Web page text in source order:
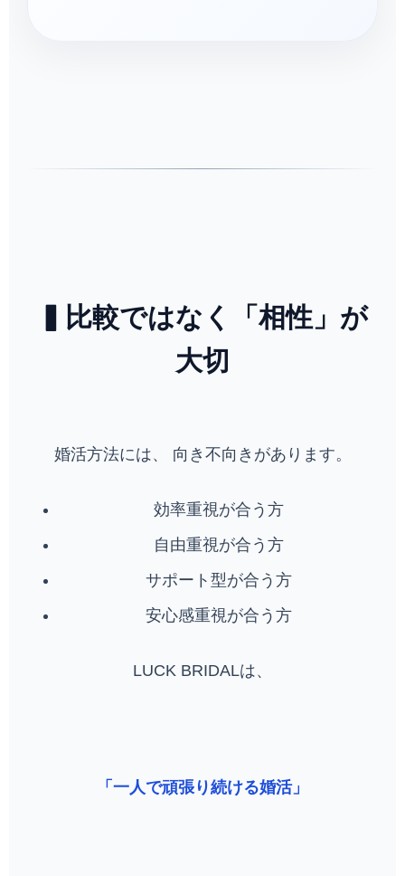
▍比較ではなく「相性」が
大切
婚活方法には、 向き不向きがあります。
効率重視が合う方
自由重視が合う方
サポート型が合う方
安心感重視が合う方
LUCK BRIDALは、
「一人で頑張り続ける婚活」